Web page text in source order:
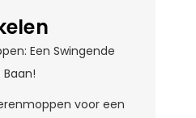
Een Swingende
voor een